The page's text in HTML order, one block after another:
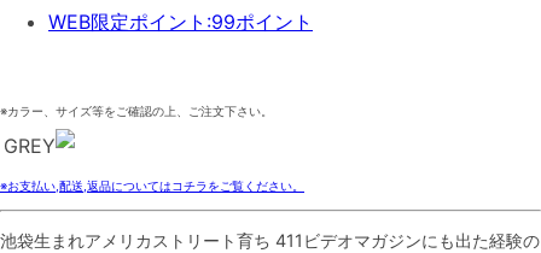
WEB限定ポイント :99ポイント
※カラー、サイズ等をご確認の上、ご注文下さい。
GREY
※お支払い,配送,返品についてはコチラをご覧ください。
池袋生まれアメリカストリート育ち 411ビデオマガジンにも出た経験の